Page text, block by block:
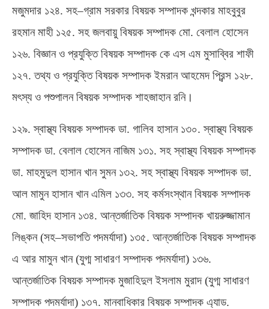
মজুমদার ১২৪. সহ–গ্রাম সরকার বিষয়ক সম্পাদক খন্দকার মাহবুবুর
রহমান মাহী ১২৫. সহ জলবায়ু বিষয়ক সম্পাদক মো. বেলাল হোসেন
১২৬. বিজ্ঞান ও প্রযুক্তি বিষয়ক সম্পাদক কে এস এম মুসাব্বির শাফী
১২৭.তথ্য ও প্রযুক্তি বিষয়ক সম্পাদক ইমরান আহমেদ প্রিন্স ১২৮.
মৎস্য ও পশুপালন বিষয়ক সম্পাদক শাহজাহান রনি।
১২৯.স্বাস্থ্য বিষয়ক সম্পাদক ডা. গালিব হাসান ১৩০.স্বাস্থ্য বিষয়ক
সম্পাদক ডা. বেলাল হোসেন নাজিম ১৩১. সহ স্বাস্থ্য বিষয়ক সম্পাদক
ডা. মাহমুদুল হাসান খান সুমন ১৩২. সহ স্বাস্থ্য বিষয়ক সম্পাদক ডা.
আল মামুন হাসান খান এমিল ১৩৩. সহ কর্মসংস্থান বিষয়ক সম্পাদক
মো. জাহিদ হাসান ১৩৪. আন্তর্জাতিক বিষয়ক সম্পাদক খায়রুজ্জামান
লিঙ্কন(সহ–সভাপতি পদমর্যাদা) ১৩৫. আন্তর্জাতিক বিষয়ক সম্পাদক
এ আর মামুন খান(যুগ্ম সাধারণ সম্পাদক পদমর্যাদা) ১৩৬.
আন্তর্জাতিক বিষয়ক সম্পাদক মুজাহিদুল ইসলাম মুরাদ(যুগ্ম সাধারণ
সম্পাদক পদমর্যাদা) ১৩৭. মানবাধিকার বিষয়ক সম্পাদক এ্যাড.